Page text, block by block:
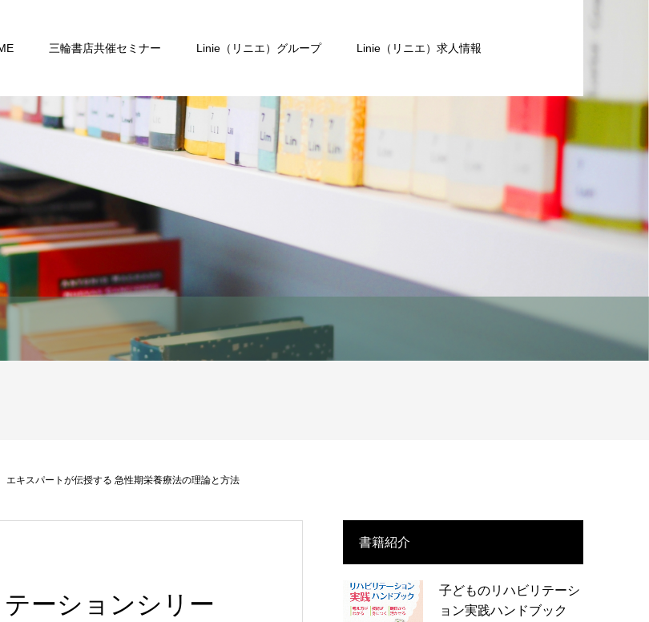
三輪書店共催セミナー Linie（リニエ）グループ Linie（リニエ）求人情報
キスパートが伝授する 急性期栄養療法の理論と方法
テーションシリー
書籍紹介
子どものリハビリテーシ
ョン実践ハンドブック